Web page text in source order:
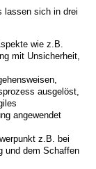
lassen sich in drei
wie z.B.
mit Unsicherheit,
ausgelöst,
angewendet
z.B. bei
und dem Schaffen